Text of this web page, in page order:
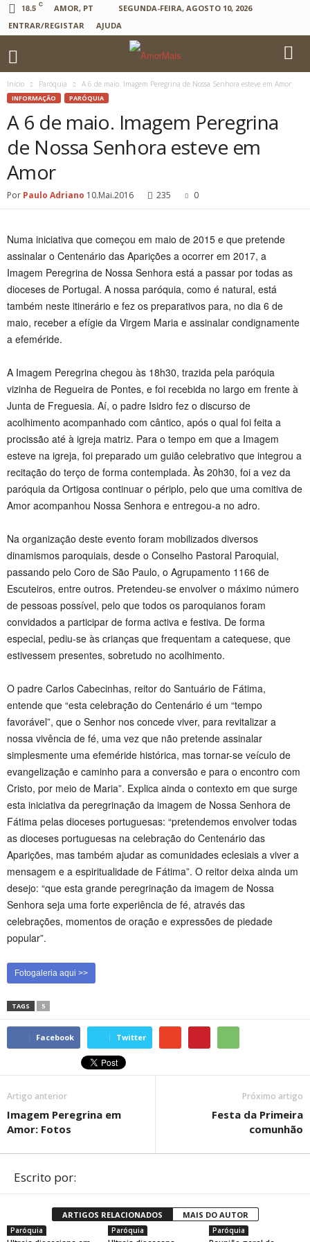
18.5 C AMOR, PT
SEGUNDA-FEIRA, AGOSTO 10, 2026
ENTRAR/REGISTAR
AJUDA
Início Paróquia A 6 de maio. Imagem Peregrina de Nossa Senhora esteve em Amor
INFORMAÇÃO PARÓQUIA
A 6 de maio. Imagem Peregrina
de Nossa Senhora esteve em
Amor
Por Paulo Adriano 10.Mai.2016 235 0
Numa iniciativa que começou em maio de 2015 e que pretende
assinalar o Centenário das Aparições a ocorrer em 2017, a
Imagem Peregrina de Nossa Senhora está a passar por todas as
dioceses de Portugal. A nossa paróquia, como é natural, está
também neste itinerário e fez os preparativos para, no dia 6 de
maio, receber a efígie da Virgem Maria e assinalar condignamente
a efeméride.
A Imagem Peregrina chegou às 18h30, trazida pela paróquia
vizinha de Regueira de Pontes, e foi recebida no largo em frente à
Junta de Freguesia. Aí, o padre Isidro fez o discurso de
acolhimento acompanhado com cântico, após o qual foi feita a
procissão até à igreja matriz. Para o tempo em que a Imagem
esteve na igreja, foi preparado um guião celebrativo que integrou a
recitação do terço de forma contemplada. Às 20h30, foi a vez da
paróquia da Ortigosa continuar o périplo, pelo que uma comitiva de
Amor acompanhou Nossa Senhora e entregou-a no adro.
Na organização deste evento foram mobilizados diversos
dinamismos paroquiais, desde o Conselho Pastoral Paroquial,
passando pelo Coro de São Paulo, o Agrupamento 1166 de
Escuteiros, entre outros. Pretendeu-se envolver o máximo número
de pessoas possível, pelo que todos os paroquianos foram
convidados a participar de forma activa e festiva. De forma
especial, pediu-se às crianças que frequentam a catequese, que
estivessem presentes, sobretudo no acolhimento.
O padre Carlos Cabecinhas, reitor do Santuário de Fátima,
entende que “esta celebração do Centenário é um “tempo
favorável”, que o Senhor nos concede viver, para revitalizar a
nossa vivência de fé, uma vez que não pretende assinalar
simplesmente uma efeméride histórica, mas tornar-se veículo de
evangelização e caminho para a conversão e para o encontro com
Cristo, por meio de Maria”. Explica ainda o contexto em que surge
esta iniciativa da peregrinação da imagem de Nossa Senhora de
Fátima pelas dioceses portuguesas: “pretendemos envolver todas
as dioceses portuguesas na celebração do Centenário das
Aparições, mas também ajudar as comunidades eclesiais a viver a
mensagem e a espiritualidade de Fátima”. O reitor deixa ainda um
desejo: “que esta grande peregrinação da imagem de Nossa
Senhora seja uma forte experiência de fé, através das
celebrações, momentos de oração e expressões de piedade
popular”.
Fotogaleria aqui >>
TAGS 5
Facebook Twitter
Artigo anterior
Imagem Peregrina em
Amor: Fotos
Próximo artigo
Festa da Primeira
comunhão
Escrito por:
ARTIGOS RELACIONADOS MAIS DO AUTOR
Paróquia Paróquia Paróquia